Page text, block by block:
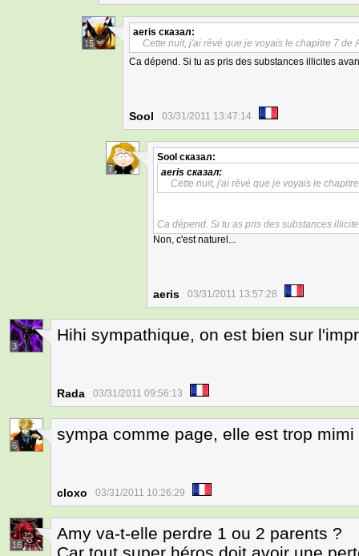
15
aeris сказал:
Cette nuit, j'ai rêvé que je voyais le chapitre 7
Ca dépend. Si tu as pris des substances illicites
Sool 03/31/2011 13:47:14
7
Sool сказал:
aeris сказал:
Cette nuit, j'ai rêvé que je voyais le
Ca dépend. Si tu as pris des substances
Non, c'est naturel...
aeris 03/31/2011 13:57:28
3
Hihi sympathique, on est bien sur
Rada 03/31/2011 09:56:13
6
sympa comme page, elle est trop
cloxo 03/31/2011 10:26:29
16
Amy va-t-elle perdre 1 ou 2 parents ?